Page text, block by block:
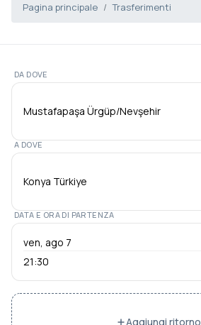
Pagina principale Trasferimenti
DA DOVE
A DOVE
DATA E ORA DI PARTENZA
21:30
Aggiungi ritorno